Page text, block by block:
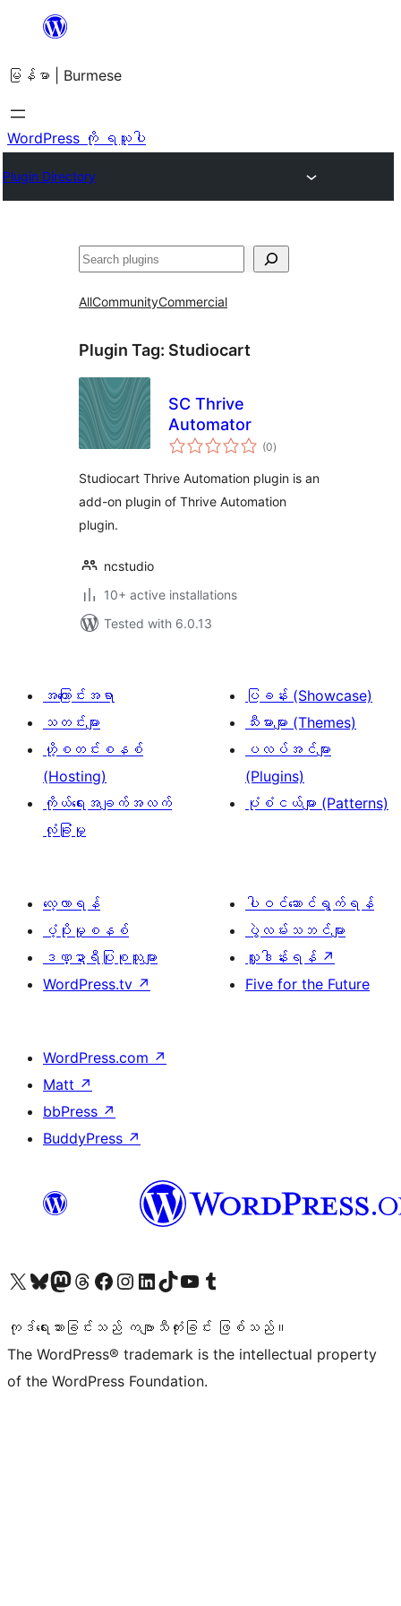
အကြောင်းအရာ
ကျော်သွား
ရန်
မြန်မာ | Burmese
WordPress ကို ရယူပါ
Plugin Directory
ရှာ
AllCommunityCommercial
Plugin Tag: Studiocart
SC Thrive
Automator
(0total
ratings
)
Studiocart Thrive Automation plugin is an
add-on plugin of Thrive Automation
plugin.
ncstudio
10+ active installations
Tested with 6.0.13
အကြောင်းအရာ
သတင်းများ
ဟို့စတင်းစနစ်
(Hosting)
ကိုယ်ရေးအချက်အလက်
လုံခြုံမှု
ပြခန်း (Showcase)
သီးမားများ (Themes)
ပလပ်အင်များ
(Plugins)
ပုံစံငယ်များ (Patterns)
လေ့လာရန်
ပံ့ပိုးမှုစနစ်
ဒဏ္ဍာရီပြုစုသူများ
WordPress.tv ↗
ပါဝင်ဆောင်ရွက်ရန်
ပွဲလမ်းသဘင်များ
လှူဒါန်းရန် ↗
Five for the Future
WordPress.com ↗
Matt ↗
bbPress ↗
BuddyPress ↗
ကျွန်ုပ်တို့၏ X (ယခင် Twitter) အကောင့်သို့ သွားရောက်ကြည့်ရှုပါကျွန်ုပ်တို့၏ Bluesky အကောင့်သို့ ဝင်ရောက်ကြည့်ရှုရန်
ကျွန်ုပ်တို့၏ Mastodon အကောင့်သို့ သွားရောက်ကြည့်ရှုပါကျွန်ုပ်တို့၏ Threads အကောင့်သို့ ဝင်ရောက်ကြည့်ရှုရန်
ကျွန်ုပ်တို့၏ Facebook စာမျက်နှာသို့ သွားရောက်ကြည့်ရှုပါကျွန်ုပ်တို့၏ Instagram အကောင့်သို့ သွားရောက်ကြည့်ရှုပါ ကျွန်ုပ်တို့၏ LinkedIn အကောင့်သို့ သွားရောက်ကြည့်ရှုပါကျွန်ုပ်တို့၏ TikTok အကောင့်သို့ ဝင်ရောက်ကြည့်ရှုရန်
ကျွန်ုပ်တို့၏ YouTube ချန်နယ်သို့ သွားရောက်ကြည့်ရှုပါ ကျွန်ုပ်တို့၏ Tumblr အကောင့်သို့ ဝင်ရောက်ကြည့်ရှုရန်
ကုဒ်ရေးသားခြင်းသည် ကဗျာသီကုံးခြင်း ဖြစ်သည်။
The WordPress® trademark is the intellectual property
of the WordPress Foundation.